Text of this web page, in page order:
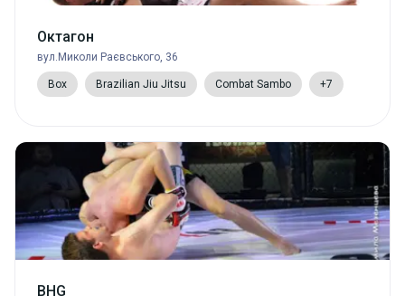
Октагон
вул.Миколи Раєвського, 36
Box Brazilian Jiu Jitsu Combat Sambo +7
BHG